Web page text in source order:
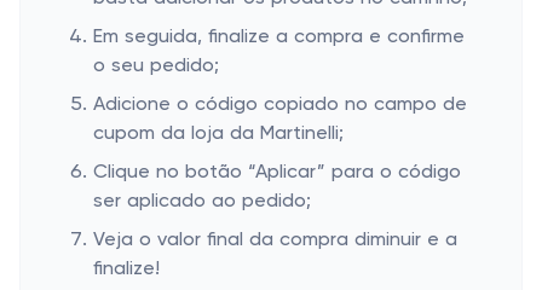
Em seguida, finalize a compra e confirme
o seu pedido;
Adicione o código copiado no campo de
cupom da loja da Martinelli;
Clique no botão “Aplicar” para o código
ser aplicado ao pedido;
Veja o valor final da compra diminuir e a
finalize!